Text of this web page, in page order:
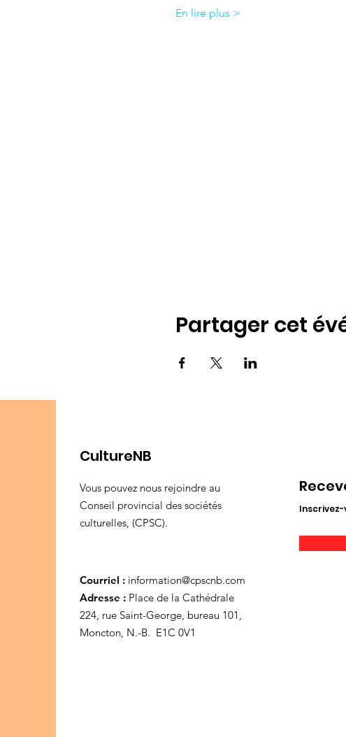
En lire plus >
Partager cet
CultureNB
Vous pouvez nous rejoindre au
Conseil provincial des sociétés
culturelles, (CPSC).
Courriel : information@cpscnb.com
Adresse : Place de la Cathédrale
224, rue Saint-George, bureau 101,
Moncton, N.-B. E1C 0V1